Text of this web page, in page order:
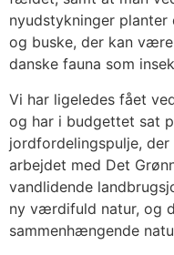
nyudstykninger
og buske, der kan
danske fauna som
Vi har ligeledes fået
og har i budgettet sat
jordfordelingspulje,
arbejdet med Det
vandlidende
ny værdifuld natur, og
sammenhængende